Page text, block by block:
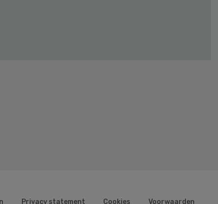
Privacy statement Cookies Voorwaarden